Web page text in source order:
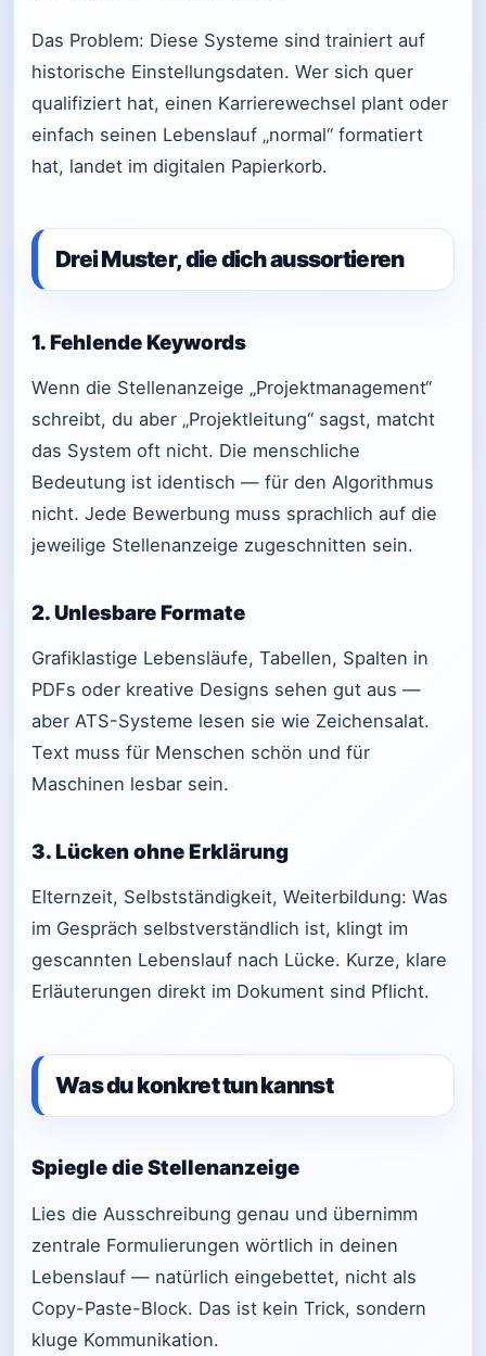
Das Problem: Diese Systeme sind trainiert auf
historische Einstellungsdaten. Wer sich quer
qualifiziert hat, einen Karrierewechsel plant oder
einfach seinen Lebenslauf „normal“ formatiert
hat, landet im digitalen Papierkorb.
Drei Muster, die dich aussortieren
1. Fehlende Keywords
Wenn die Stellenanzeige „Projektmanagement“
schreibt, du aber „Projektleitung“ sagst, matcht
das System oft nicht. Die menschliche
Bedeutung ist identisch — für den Algorithmus
nicht. Jede Bewerbung muss sprachlich auf die
jeweilige Stellenanzeige zugeschnitten sein.
2. Unlesbare Formate
Grafiklastige Lebensläufe, Tabellen, Spalten in
PDFs oder kreative Designs sehen gut aus —
aber ATS-Systeme lesen sie wie Zeichensalat.
Text muss für Menschen schön und für
Maschinen lesbar sein.
3. Lücken ohne Erklärung
Elternzeit, Selbstständigkeit, Weiterbildung: Was
im Gespräch selbstverständlich ist, klingt im
gescannten Lebenslauf nach Lücke. Kurze, klare
Erläuterungen direkt im Dokument sind Pflicht.
Was du konkret tun kannst
Spiegle die Stellenanzeige
Lies die Ausschreibung genau und übernimm
zentrale Formulierungen wörtlich in deinen
Lebenslauf — natürlich eingebettet, nicht als
Copy-Paste-Block. Das ist kein Trick, sondern
kluge Kommunikation.